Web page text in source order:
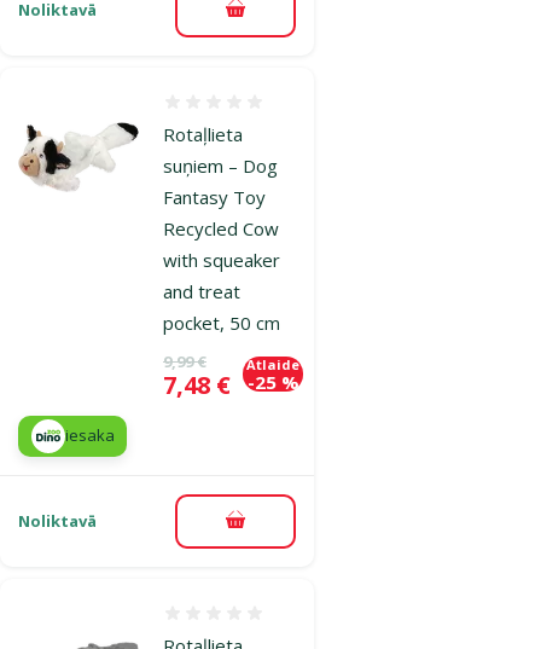
Noliktavā Pievienot grozam
Rotaļlieta
suņiem – Dog
Fantasy Toy
Recycled Cow
with squeaker
and treat
pocket, 50 cm
Oriģinālā cena
9,99 €
Cena
7,48 €
Atlaide
-25 %
iesaka
Noliktavā Pievienot grozam